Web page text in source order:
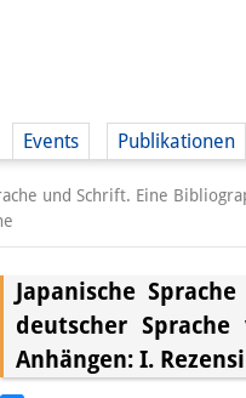
Events Publikationen
und Schrift. Eine
Japanische
deutscher
Anhängen: I.